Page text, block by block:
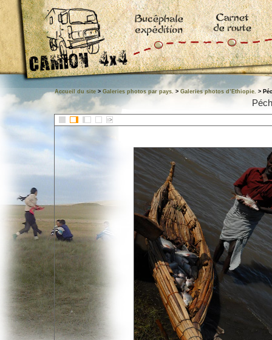
Accueil du site > Galeries photos par pays. > Galeries photos d’Ethiopie. >
::>